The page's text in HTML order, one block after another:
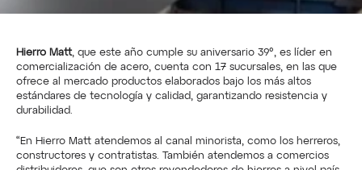
Hierro Matt, que este año cumple su aniversario 39°, es líder en
comercialización de acero, cuenta con 17 sucursales, en las que
ofrece al mercado productos elaborados bajo los más altos
estándares de tecnología y calidad, garantizando resistencia y
durabilidad.
“En Hierro Matt atendemos al canal minorista, como los herreros,
constructores y contratistas. También atendemos a comercios